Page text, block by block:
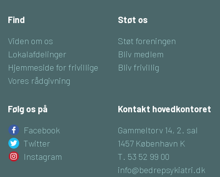
Find
Viden om os
Lokalafdelinger
Hjemmeside for frivillige
Vores rådgivning
Støt os
Støt foreningen
Bliv medlem
Bliv frivillig
Følg os på
Facebook
Twitter
Instagram
Kontakt hovedkontoret
Gammeltorv 14, 2. sal
1457 København K
T. 53 52 99 00
info@bedrepsykiatri.dk